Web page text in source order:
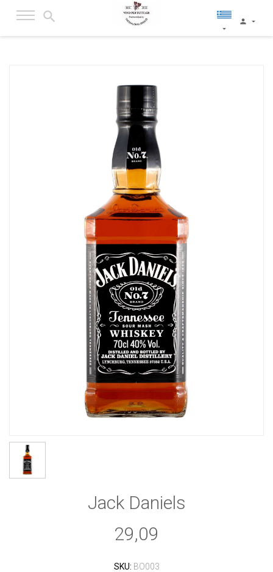
Jack Daniels
29,09
SKU: BO003